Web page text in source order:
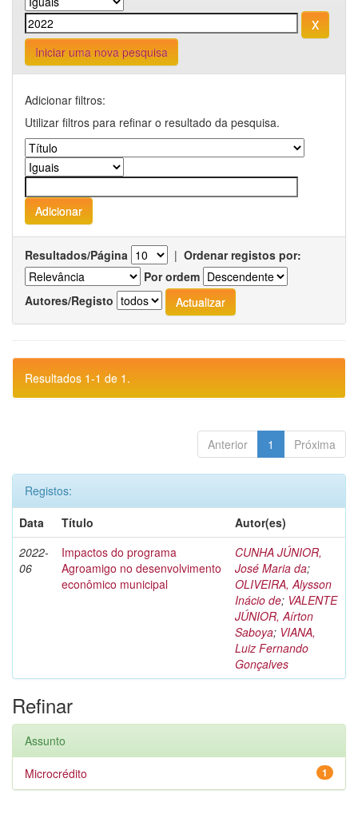
Iniciar uma nova pesquisa
Adicionar filtros:
Utilizar filtros para refinar o resultado da pesquisa.
Resultados/Página | Ordenar registos por:
Por ordem
Autores/Registo
Resultados 1-1 de 1.
Anterior 1 Próxima
Registos:
Data
Título
Autor(es)
2022-
06
Impactos do programa
Agroamigo no desenvolvimento
econômico municipal
CUNHA JÚNIOR,
José Maria da;
OLIVEIRA, Alysson
Inácio de; VALENTE
JÚNIOR, Aírton
Saboya; VIANA,
Luiz Fernando
Gonçalves
Refinar
Assunto
1
Microcrédito